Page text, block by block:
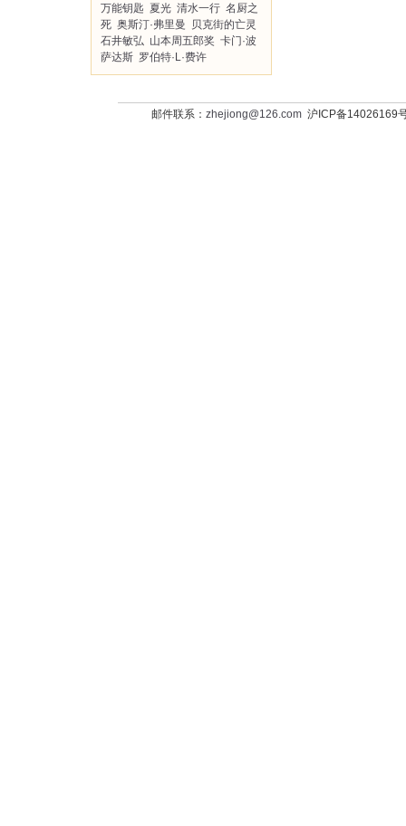
万能钥匙 夏光 清水一行 名厨之
死 奥斯汀·弗里曼
贝克街的亡灵
石井敏弘 山本周五郎奖 卡门·波
萨达斯 罗伯特·L·费许
邮件联系： zhejiong@126.com沪ICP备14026169